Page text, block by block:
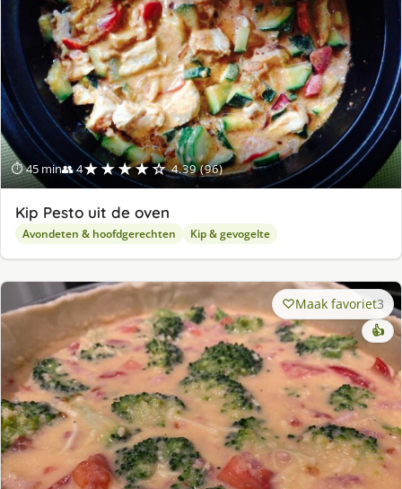
⏱ 45 min👥 4★★★★☆ 4.39 (96)
Kip Pesto uit de oven
Avondeten & hoofdgerechten Kip & gevogelte
Maak favoriet3
👍